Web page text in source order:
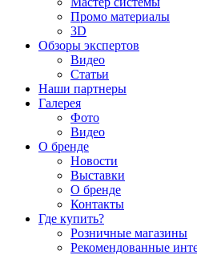
Промо материалы
3D
Обзоры экспертов
Видео
Статьи
Наши партнеры
Галерея
Фото
Видео
О бренде
Новости
Выставки
О бренде
Контакты
Где купить?
Розничные магазины
Рекомендованные